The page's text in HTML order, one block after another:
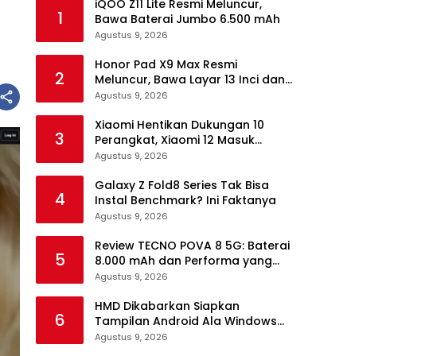
1
iQOO Z11 Lite Resmi Meluncur,
Bawa Baterai Jumbo 6.500 mAh
Agustus 9, 2026
2
Honor Pad X9 Max Resmi
Meluncur, Bawa Layar 13 Inci dan
Baterai 10.100 mAh
Agustus 9, 2026
3
Xiaomi Hentikan Dukungan 10
Perangkat, Xiaomi 12 Masuk
Daftar
Agustus 9, 2026
4
Galaxy Z Fold8 Series Tak Bisa
Instal Benchmark? Ini Faktanya
Agustus 9, 2026
5
Review TECNO POVA 8 5G: Baterai
8.000 mAh dan Performa yang
Masih Mantap di 2026
Agustus 9, 2026
6
HMD Dikabarkan Siapkan
Tampilan Android Ala Windows
Phone
Agustus 9, 2026